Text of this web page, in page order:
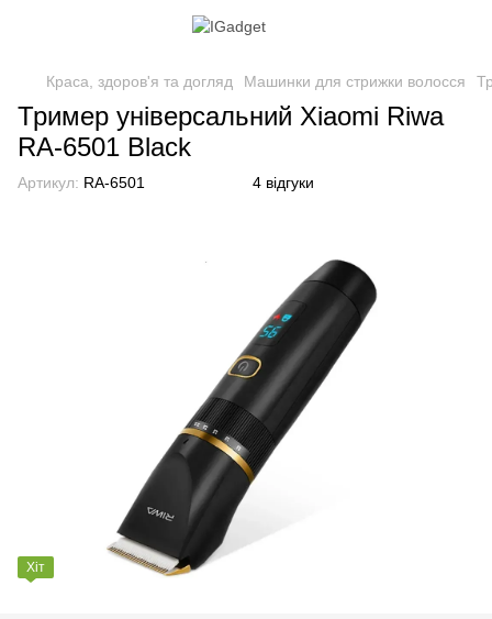
Краса, здоров'я та догляд Машинки для стрижки волосся
Тример універсальний Xiaomi Riwa
RA-6501 Black
Артикул: RA-6501 4 відгуки
Хіт